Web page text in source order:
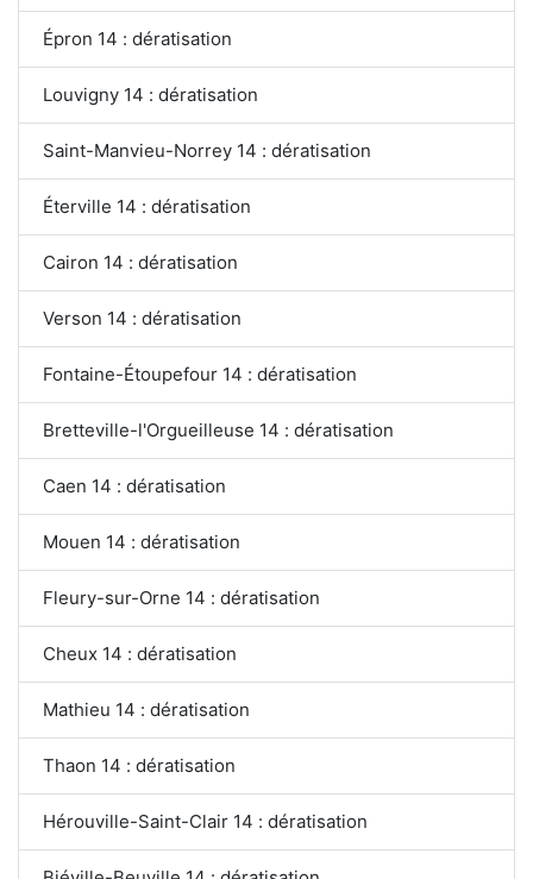
Épron 14 : dératisation
Louvigny 14 : dératisation
Saint-Manvieu-Norrey 14 : dératisation
Éterville 14 : dératisation
Cairon 14 : dératisation
Verson 14 : dératisation
Fontaine-Étoupefour 14 : dératisation
Bretteville-l'Orgueilleuse 14 : dératisation
Caen 14 : dératisation
Mouen 14 : dératisation
Fleury-sur-Orne 14 : dératisation
Cheux 14 : dératisation
Mathieu 14 : dératisation
Thaon 14 : dératisation
Hérouville-Saint-Clair 14 : dératisation